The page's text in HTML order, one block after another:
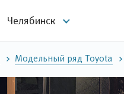
Челябинск
Модельный ряд Toyota